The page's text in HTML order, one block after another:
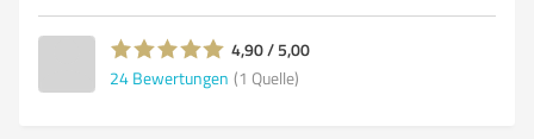
4,90 / 5,00
24 Bewertungen (1 Quelle)